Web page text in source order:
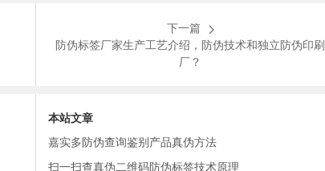
下一篇
防伪标签厂家生产工艺介绍，防伪技术和独立防伪印刷
厂？
本站文章
嘉实多防伪查询鉴别产品真伪方法
扫一扫查真伪二维码防伪标签技术原理